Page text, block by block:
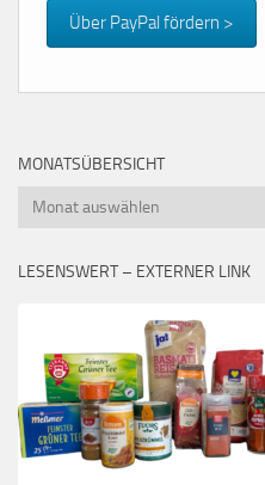
Über PayPal fördern >
MONATSÜBERSICHT
Monatsübersicht
LESENSWERT – EXTERNER LINK